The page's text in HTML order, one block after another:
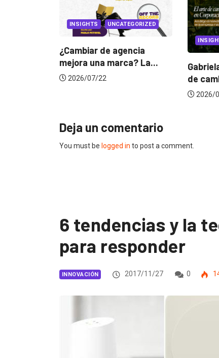
marca? La...
Gabriela Herrera y el arte
de cambiarse...
Deja un comentario
You must be logged in to post a comment.
6 tendencias y la
para responder
INNOVACIÓN 2017/11/27 0